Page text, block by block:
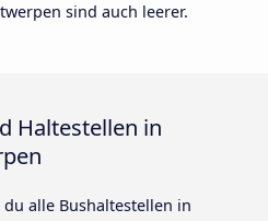
sind auch leerer.
Haltestellen in
alle Bushaltestellen in